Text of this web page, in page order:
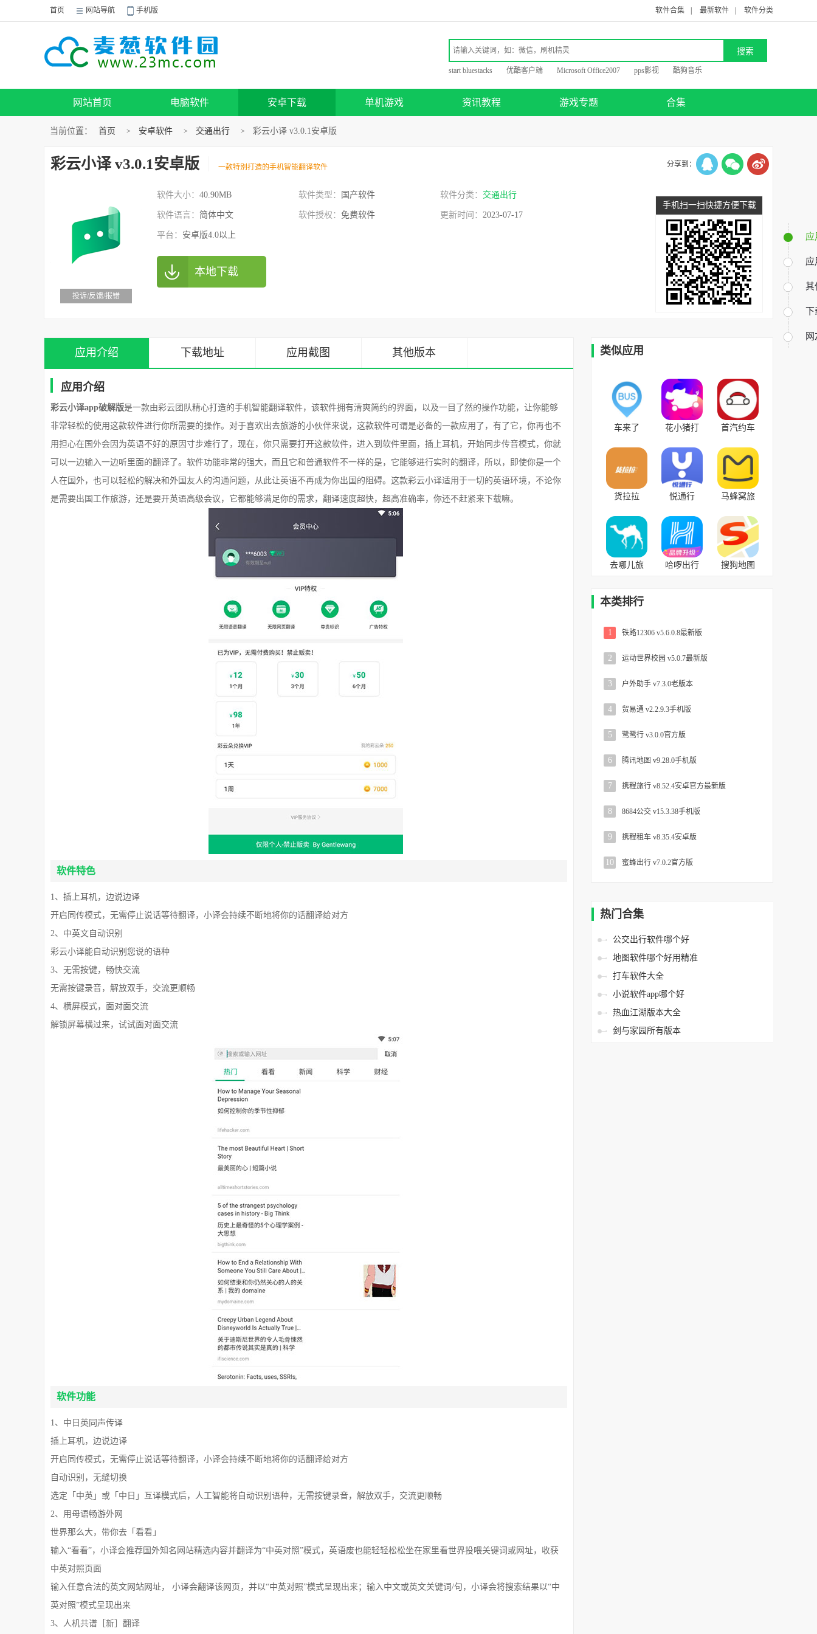
首页 网站导航 手机版 软件合集 最新软件 软件分类
start bluestacks 优酷客户端 Microsoft Office2007 pps影视 酷狗音乐
网站首页 电脑软件 安卓下载 单机游戏 资讯教程 游戏专题 合集
当前位置： 首页 > 安卓软件 > 交通出行 > 彩云小译 v3.0.1安卓版
彩云小译 v3.0.1安卓版 一款特别打造的手机智能翻译软件 分享到：
投诉/反馈/报错
软件大小： 40.90MB 软件类型： 国产软件 软件分类： 交通出行
软件语言： 简体中文 软件授权： 免费软件 更新时间： 2023-07-17
平台： 安卓版4.0以上
本地下载
手机扫一扫快捷方便下载
类似应用
车来了
花小猪打
官方版
首汽约车
卓版
货拉拉
卓手机版
悦通行
卓版
马蜂窝旅
安卓最新
版
去哪儿旅
安卓官方
哈啰出行
搜狗地图
本类排行
1 铁路12306 v5.6.0.8最新版
2 运动世界校园 v5.0.7最新版
3 户外助手 v7.3.0老版本
4 贸易通 v2.2.9.3手机版
5 鹭鹭行 v3.0.0官方版
6 腾讯地图 v9.28.0手机版
7 携程旅行 v8.52.4安卓官方最新版
8 8684公交 v15.3.38手机版
9 携程租车 v8.35.4安卓版
10 蜜蜂出行 v7.0.2官方版
热门合集
公交出行软件哪个好
地图软件哪个好用精准
打车软件大全
小说软件app哪个好
热血江湖版本大全
剑与家园所有版本
应用介绍 下载地址 应用截图 其他版本
应用介绍
彩云小译app破解版是一款由彩云团队精心打造的手机智能翻译软件，该软件拥有清爽简约的界面，以及一目了然的操作功能，让你能够
非常轻松的使用这款软件进行你所需要的操作。对于喜欢出去旅游的小伙伴来说，这款软件可谓是必备的一款应用了，有了它，你再也不
用担心在国外会因为英语不好的原因寸步难行了，现在，你只需要打开这款软件，进入到软件里面，插上耳机，开始同步传音模式，你就
可以一边输入一边听里面的翻译了。软件功能非常的强大，而且它和普通软件不一样的是，它能够进行实时的翻译，所以，即使你是一个
人在国外，也可以轻松的解决和外国友人的沟通问题，从此让英语不再成为你出国的阻碍。这款彩云小译适用于一切的英语环境，不论你
是需要出国工作旅游，还是要开英语高级会议，它都能够满足你的需求，翻译速度超快，超高准确率，你还不赶紧来下载嘛。
软件特色
1、插上耳机，边说边译
开启同传模式，无需停止说话等待翻译，小译会持续不断地将你的话翻译给对方
2、中英文自动识别
彩云小译能自动识别您说的语种
3、无需按键，畅快交流
无需按键录音，解放双手，交流更顺畅
4、横屏模式，面对面交流
解锁屏幕横过来，试试面对面交流
软件功能
1、中日英同声传译
插上耳机，边说边译
开启同传模式，无需停止说话等待翻译，小译会持续不断地将你的话翻译给对方
自动识别，无缝切换
选定「中英」或「中日」互译模式后，人工智能将自动识别语种，无需按键录音，解放双手，交流更顺畅
2、用母语畅游外网
世界那么大，带你去「看看」
输入“看看”，小译会推荐国外知名网站精选内容并翻译为“中英对照”模式，英语废也能轻轻松松坐在家里看世界投喂关键词或网址，收获
中英对照页面
输入任意合法的英文网站网址， 小译会翻译该网页，并以“中英对照”模式呈现出来；输入中文或英文关键词/句，小译会将搜索结果以“中
英对照”模式呈现出来
3、人机共谱［新］翻译
应
应
其
下